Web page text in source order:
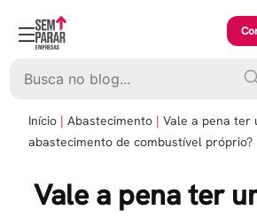
content
Início Abastecimento
Vale a pena ter
abastecimento de combustível próprio?
Vale a pena ter